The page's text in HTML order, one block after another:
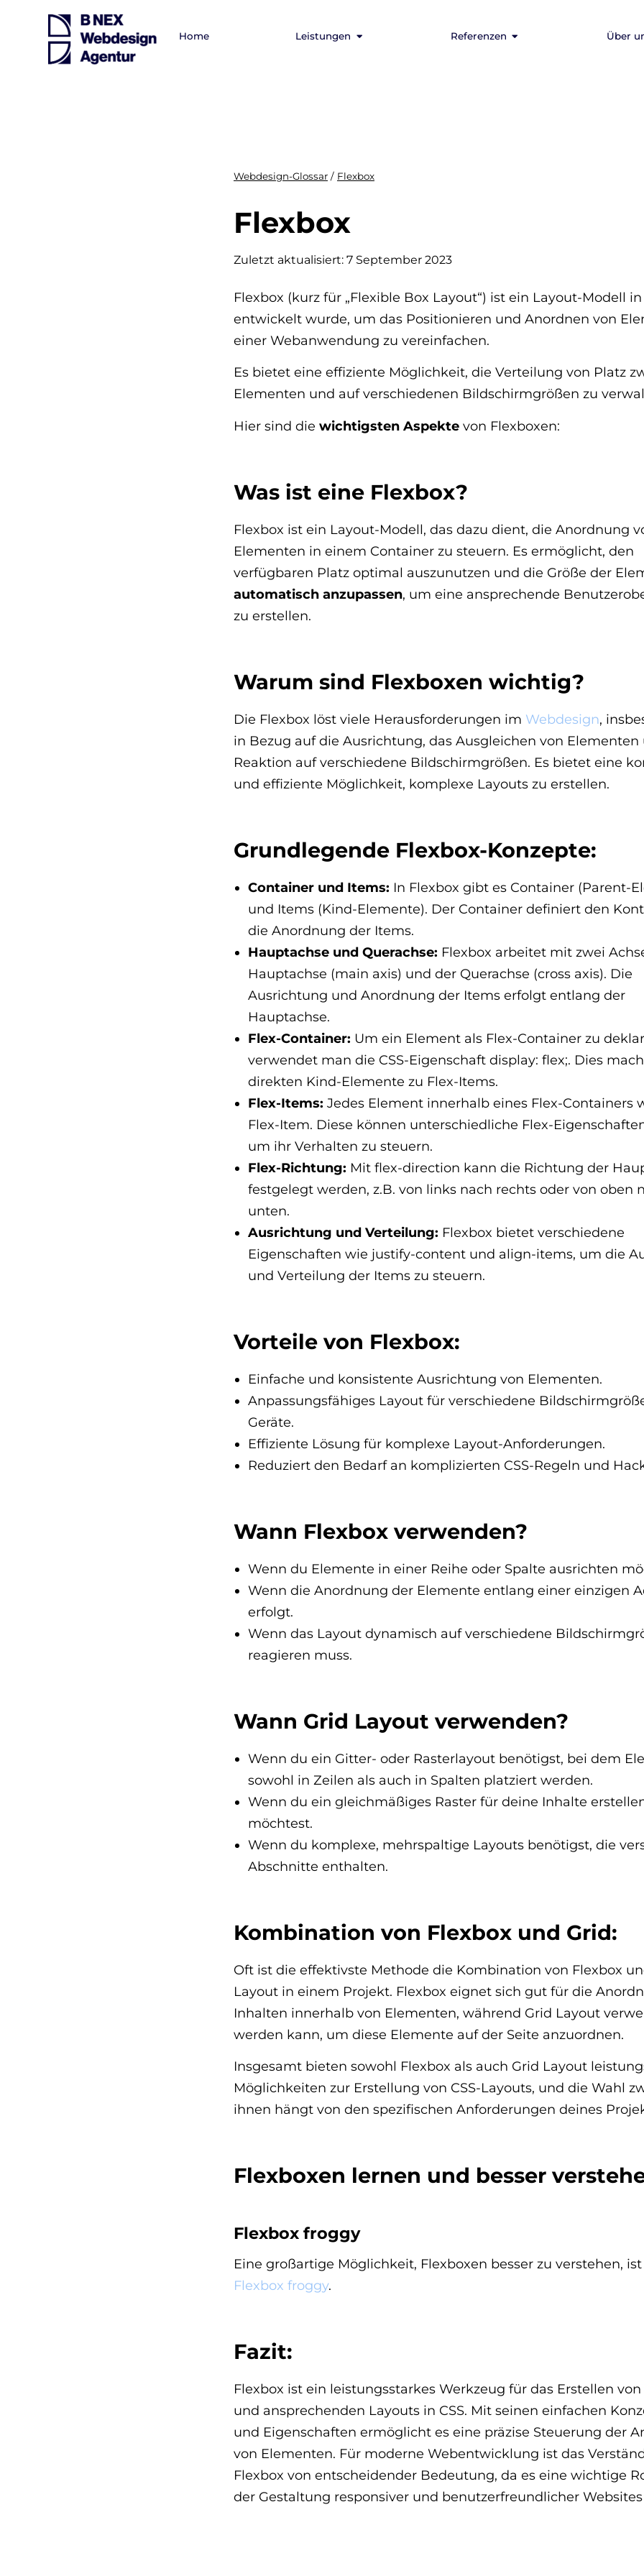
Home Leistungen Referenzen Über
Webdesign-Glossar / Flexbox
Flexbox
Zuletzt aktualisiert: 7 September 2023
Flexbox (kurz für „Flexible Box Layout“) ist ein Layout-Modell in
entwickelt wurde, um das Positionieren und Anordnen von
einer Webanwendung zu vereinfachen.
Es bietet eine effiziente Möglichkeit, die Verteilung von Platz
Elementen und auf verschiedenen Bildschirmgrößen zu
Hier sind die wichtigsten Aspekte von Flexboxen:
Was ist eine Flexbox?
Flexbox ist ein Layout-Modell, das dazu dient, die Anordnung
Elementen in einem Container zu steuern. Es ermöglicht, den
verfügbaren Platz optimal auszunutzen und die Größe der
automatisch anzupassen, um eine ansprechende
zu erstellen.
Warum sind Flexboxen wichtig?
Die Flexbox löst viele Herausforderungen im Webdesign,
in Bezug auf die Ausrichtung, das Ausgleichen von Elementen
Reaktion auf verschiedene Bildschirmgrößen. Es bietet eine
und effiziente Möglichkeit, komplexe Layouts zu erstellen.
Grundlegende Flexbox-Konzepte:
Container und Items: In Flexbox gibt es Container (Parent-
und Items (Kind-Elemente). Der Container definiert den
die Anordnung der Items.
Hauptachse und Querachse: Flexbox arbeitet mit zwei
Hauptachse (main axis) und der Querachse (cross axis). Die
Ausrichtung und Anordnung der Items erfolgt entlang der
Hauptachse.
Flex-Container: Um ein Element als Flex-Container zu
verwendet man die CSS-Eigenschaft display: flex;. Dies
direkten Kind-Elemente zu Flex-Items.
Flex-Items: Jedes Element innerhalb eines Flex-Containers
Flex-Item. Diese können unterschiedliche Flex-
um ihr Verhalten zu steuern.
Flex-Richtung: Mit flex-direction kann die Richtung der
festgelegt werden, z.B. von links nach rechts oder von oben
unten.
Ausrichtung und Verteilung: Flexbox bietet verschiedene
Eigenschaften wie justify-content und align-items, um die
und Verteilung der Items zu steuern.
Vorteile von Flexbox:
Einfache und konsistente Ausrichtung von Elementen.
Anpassungsfähiges Layout für verschiedene
Geräte.
Effiziente Lösung für komplexe Layout-Anforderungen.
Reduziert den Bedarf an komplizierten CSS-Regeln und
Wann Flexbox verwenden?
Wenn du Elemente in einer Reihe oder Spalte ausrichten
Wenn die Anordnung der Elemente entlang einer einzigen
erfolgt.
Wenn das Layout dynamisch auf verschiedene
reagieren muss.
Wann Grid Layout verwenden?
Wenn du ein Gitter- oder Rasterlayout benötigst, bei dem
sowohl in Zeilen als auch in Spalten platziert werden.
Wenn du ein gleichmäßiges Raster für deine Inhalte
möchtest.
Wenn du komplexe, mehrspaltige Layouts benötigst, die
Abschnitte enthalten.
Kombination von Flexbox und Grid:
Oft ist die effektivste Methode die Kombination von Flexbox
Layout in einem Projekt. Flexbox eignet sich gut für die
Inhalten innerhalb von Elementen, während Grid Layout
werden kann, um diese Elemente auf der Seite anzuordnen.
Insgesamt bieten sowohl Flexbox als auch Grid Layout
Möglichkeiten zur Erstellung von CSS-Layouts, und die Wahl
ihnen hängt von den spezifischen Anforderungen deines
Flexboxen lernen und besser
Flexbox froggy
Eine großartige Möglichkeit, Flexboxen besser zu verstehen, ist
Flexbox froggy.
Fazit:
Flexbox ist ein leistungsstarkes Werkzeug für das Erstellen
und ansprechenden Layouts in CSS. Mit seinen einfachen
und Eigenschaften ermöglicht es eine präzise Steuerung der
von Elementen. Für moderne Webentwicklung ist das
Flexbox von entscheidender Bedeutung, da es eine wichtige
der Gestaltung responsiver und benutzerfreundlicher